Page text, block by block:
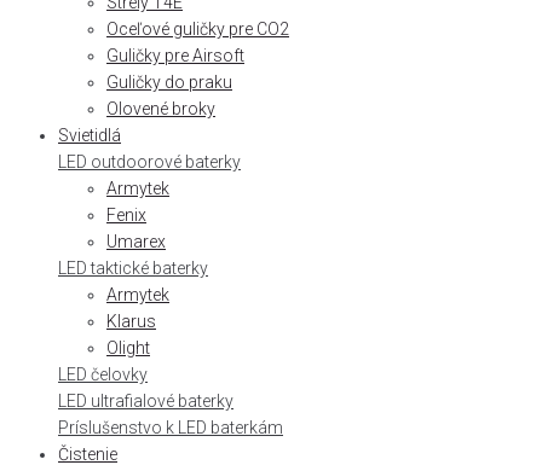
Oceľové guličky pre CO2
Guličky pre Airsoft
Guličky do praku
Olovené broky
Svietidlá
LED outdoorové baterky
Armytek
Fenix
Umarex
LED taktické baterky
Armytek
Klarus
Olight
LED čelovky
LED ultrafialové baterky
Príslušenstvo k LED baterkám
Čistenie